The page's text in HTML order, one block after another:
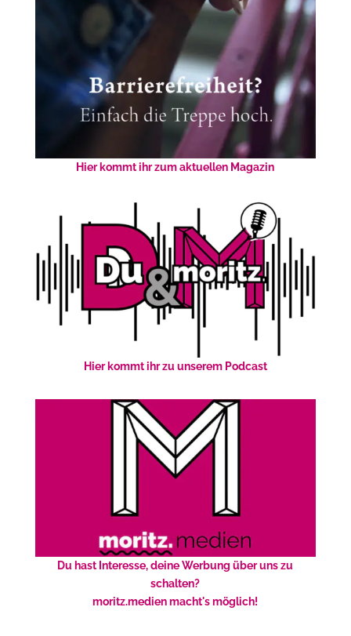
Hier kommt ihr zum aktuellen Magazin
Hier kommt ihr zu unserem Podcast
Du hast Interesse, deine Werbung über uns zu
schalten?
moritz.medien macht's möglich!